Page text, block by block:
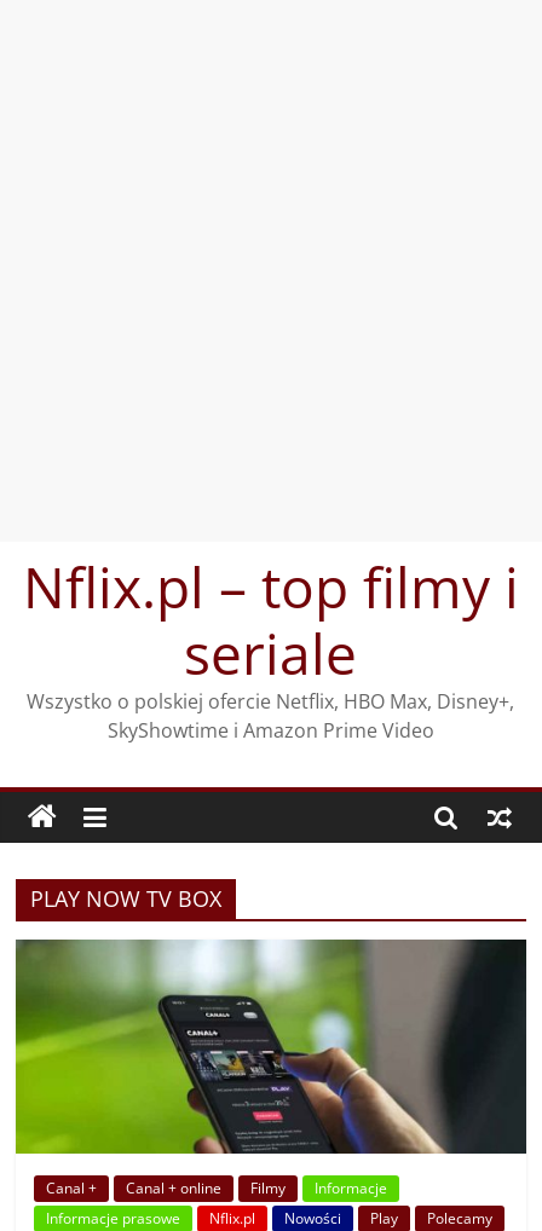
treściNflix.pl – top filmy i
seriale
Wszystko o polskiej ofercie Netflix, HBO Max, Disney+,
SkyShowtime i Amazon Prime Video
PLAY NOW TV BOX
Canal + Canal + online Filmy
Informacje
Informacje prasowe
Nflix.pl Nowości Play
Polecamy